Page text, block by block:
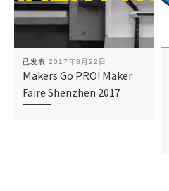
已发表 2017年8月22日
Makers Go PRO! Maker
Faire Shenzhen 2017